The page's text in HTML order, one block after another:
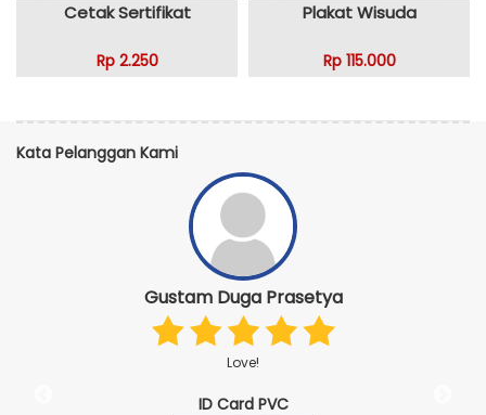
Cetak Sertifikat
Rp 2.250
Plakat Wisuda
Rp 115.000
Kata Pelanggan Kami
Gustam Duga Prasetya
Love!
ID Card PVC